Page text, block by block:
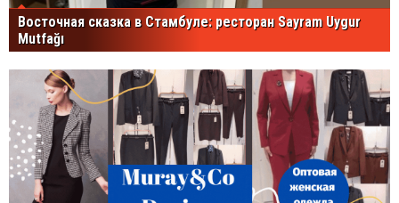
Восточная сказка в Стамбуле: ресторан Sayram Uygur
Mutfağı